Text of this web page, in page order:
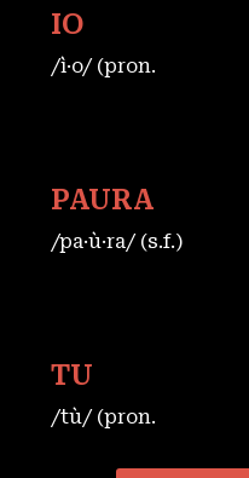
IO
/ì·o/ (pron.
PAURA
/pa·ù·ra/ (s.f.)
TU
/tù/ (pron.